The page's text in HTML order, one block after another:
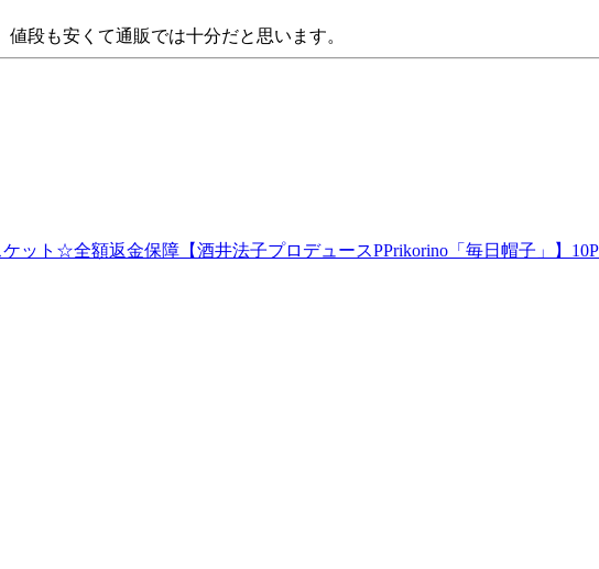
段も安くて通販では十分だと思います。
ット☆全額返金保障【酒井法子プロデュースPPrikorino「毎日帽子」】